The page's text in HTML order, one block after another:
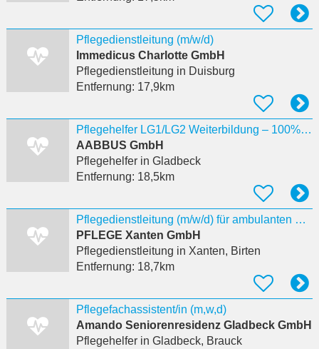
Pflegedienstleitung (m/w/d)
Immedicus Charlotte GmbH
Pflegedienstleitung in Duisburg
Entfernung: 17,9km
Pflegehelfer LG1/LG2 Weiterbildung – 100% förderfähig Gladbeck
AABBUS GmbH
Pflegehelferin Gladbeck
Entfernung: 18,5km
Pflegedienstleitung (m/w/d) für ambulanten Pflegedienst in Xanten
PFLEGE Xanten GmbH
Pflegedienstleitung in Xanten, Birten
Entfernung: 18,7km
Pflegefachassistent/in (m,w,d)
Amando Seniorenresidenz Gladbeck GmbH
Pflegehelferin Gladbeck, Brauck